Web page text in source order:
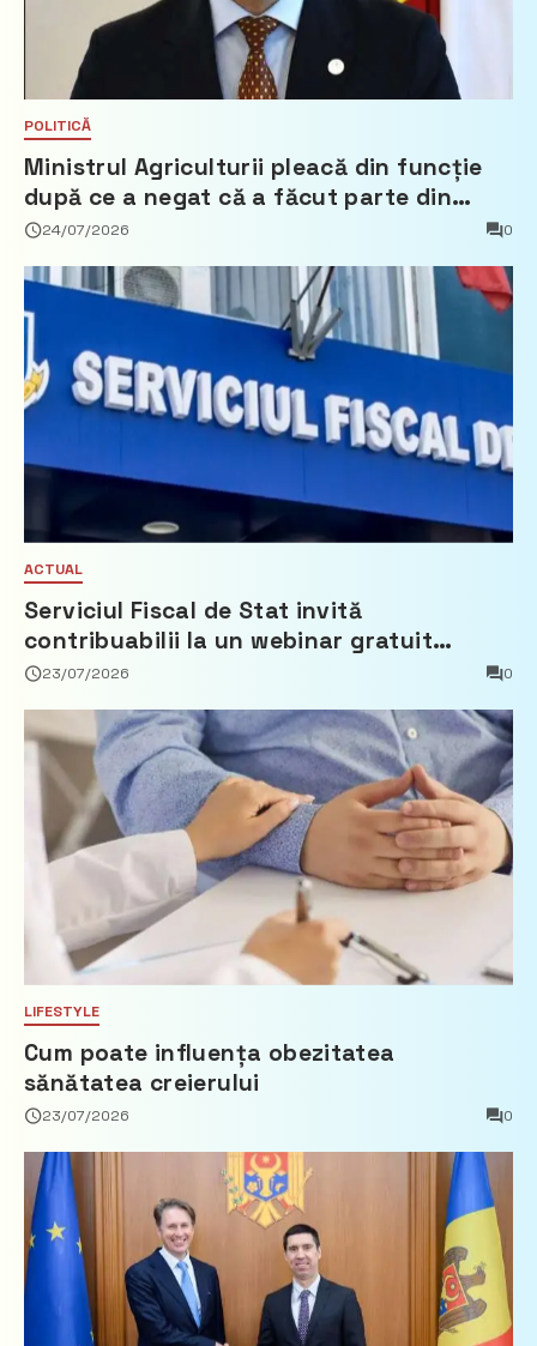
POLITICĂ
Ministrul Agriculturii pleacă din funcție
după ce a negat că a făcut parte din
Partidul Democrat
24/07/2026 0
ACTUAL
Serviciul Fiscal de Stat invită
contribuabilii la un webinar gratuit
privind calculul impozitului pe bunurile
23/07/2026 0
LIFESTYLE
Cum poate influența obezitatea
sănătatea creierului
23/07/2026 0